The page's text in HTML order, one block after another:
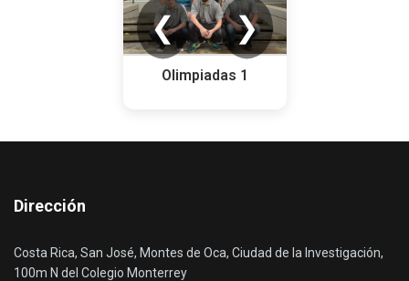
❮
Olimpiadas 1
❯
Dirección
Costa Rica, San José, Montes de Oca, Ciudad de la Investigación,
100m N del Colegio Monterrey